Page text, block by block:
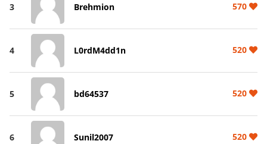
3 Brehmion 570
4 L0rdM4dd1n 520
5 bd64537 520
6 Sunil2007 520